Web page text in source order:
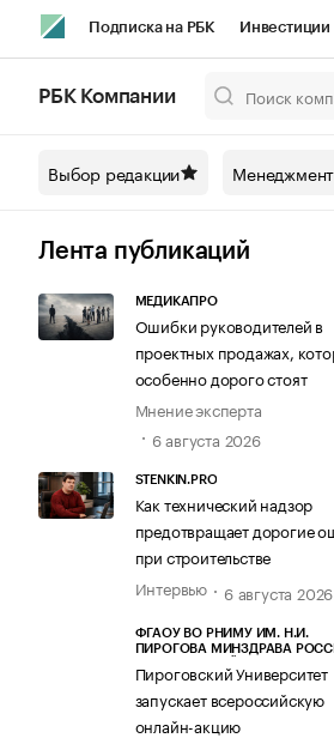
Подписка на РБК Инвестиции
Спецпроекты СПб
Технологии и медиа
РБК Компании
Выбор редакции
Лента публикаций
МЕДИКАПРО
Ошибки руководителей в
проектных продажах,
особенно дорого стоят
Мнение эксперта
6 августа 2026
STENKIN.PRO
Как технический надзор
предотвращает дорогие
при строительстве
Интервью
6 августа 2026
ФГАОУ ВО РНИМУ ИМ. Н.И.
ПИРОГОВА МИНЗДРАВА
Пироговский Университет
запускает всероссийскую
онлайн-акцию